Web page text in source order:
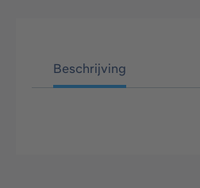
Beschrijving